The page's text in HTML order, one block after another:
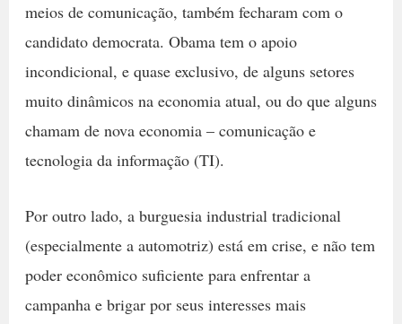
meios de comunicação, também fecharam com o
candidato democrata. Obama tem o apoio
incondicional, e quase exclusivo, de alguns setores
muito dinâmicos na economia atual, ou do que alguns
chamam de nova economia – comunicação e
tecnologia da informação (TI).
Por outro lado, a burguesia industrial tradicional
(especialmente a automotriz) está em crise, e não tem
poder econômico suficiente para enfrentar a
campanha e brigar por seus interesses mais